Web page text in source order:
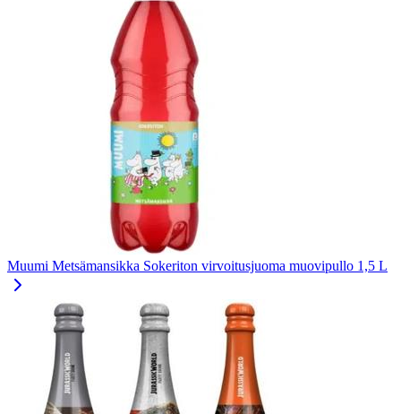
Muumi Metsämansikka Sokeriton virvoitusjuoma muovipullo 1,5 L